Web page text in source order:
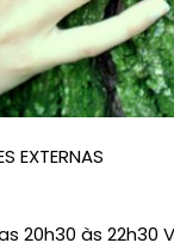
EXTERNAS
20h30 às 22h30